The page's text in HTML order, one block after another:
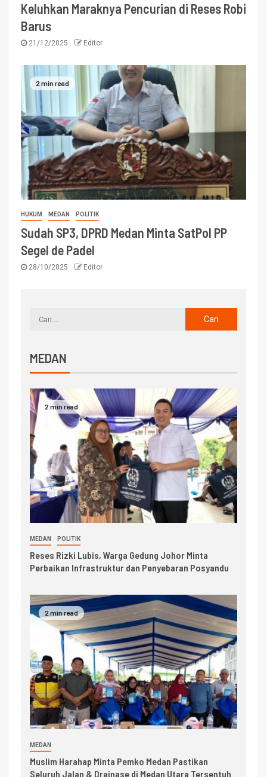
Keluhkan Maraknya Pencurian di Reses Robi
Barus
21/12/2025 Editor
2 min read
HUKUM MEDAN POLITIK
Sudah SP3, DPRD Medan Minta SatPol PP
Segel de Padel
28/10/2025 Editor
MEDAN
2 min read
MEDAN POLITIK
Reses Rizki Lubis, Warga Gedung Johor Minta
Perbaikan Infrastruktur dan Penyebaran Posyandu
2 min read
MEDAN
Muslim Harahap Minta Pemko Medan Pastikan
Seluruh Jalan & Drainase di Medan Utara Tersentuh